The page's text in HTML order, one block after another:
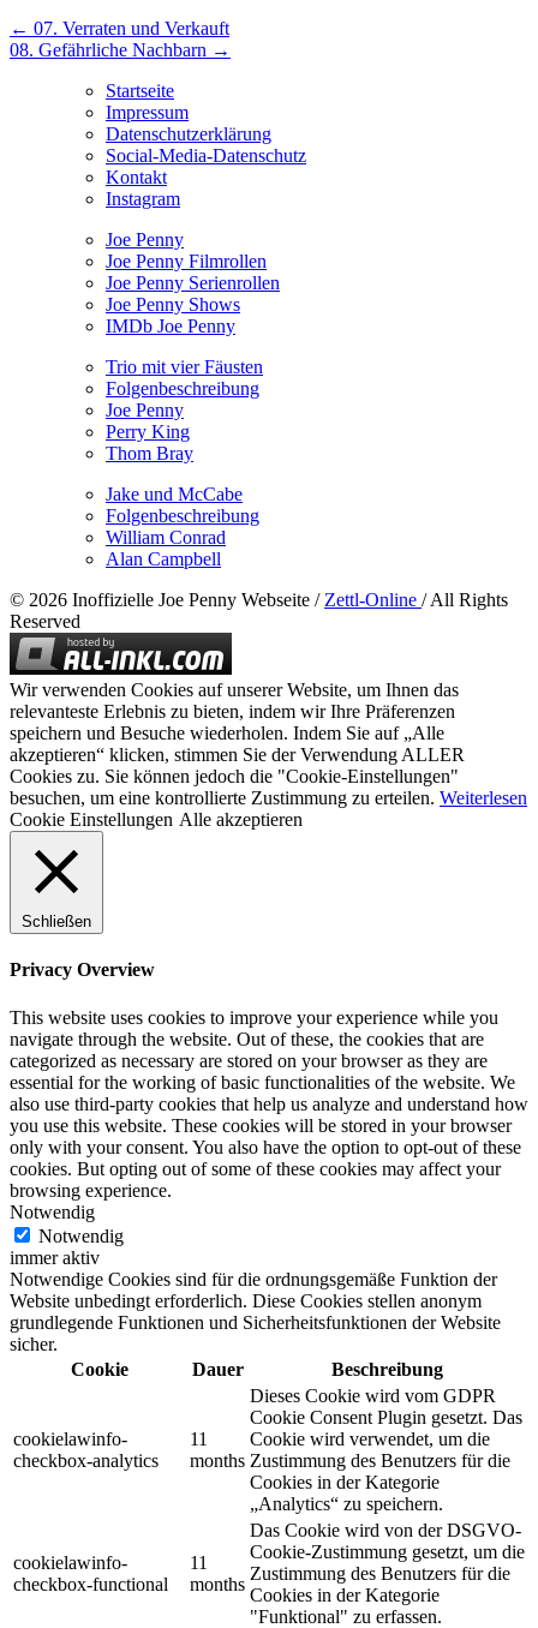
Beitragsnavigation
← 07. Verraten und Verkauft
08. Gefährliche Nachbarn →
Startseite
Impressum
Datenschutzerklärung
Social-Media-Datenschutz
Kontakt
Instagram
Joe Penny
Joe Penny Filmrollen
Joe Penny Serienrollen
Joe Penny Shows
IMDb Joe Penny
Trio mit vier Fäusten
Folgenbeschreibung
Joe Penny
Perry King
Thom Bray
Jake und McCabe
Folgenbeschreibung
William Conrad
Alan Campbell
© 2026 Inoffizielle Joe Penny Webseite / Zettl-Online / All Rights
Reserved
Wir verwenden Cookies auf unserer Website, um Ihnen das
relevanteste Erlebnis zu bieten, indem wir Ihre Präferenzen
speichern und Besuche wiederholen. Indem Sie auf „Alle
akzeptieren“ klicken, stimmen Sie der Verwendung ALLER
Cookies zu. Sie können jedoch die "Cookie-Einstellungen"
besuchen, um eine kontrollierte Zustimmung zu erteilen. Weiterlesen
Cookie Einstellungen Alle akzeptieren
Schließen
Privacy Overview
This website uses cookies to improve your experience while you
navigate through the website. Out of these, the cookies that are
categorized as necessary are stored on your browser as they are
essential for the working of basic functionalities of the website. We
also use third-party cookies that help us analyze and understand how
you use this website. These cookies will be stored in your browser
only with your consent. You also have the option to opt-out of these
cookies. But opting out of some of these cookies may affect your
browsing experience.
Notwendig
Notwendig
immer aktiv
Notwendige Cookies sind für die ordnungsgemäße Funktion der
Website unbedingt erforderlich. Diese Cookies stellen anonym
grundlegende Funktionen und Sicherheitsfunktionen der Website
sicher.
Cookie
Dauer Beschreibung
cookielawinfo-
checkbox-analytics
11
months
Dieses Cookie wird vom GDPR
Cookie Consent Plugin gesetzt. Das
Cookie wird verwendet, um die
Zustimmung des Benutzers für die
Cookies in der Kategorie
„Analytics“ zu speichern.
cookielawinfo-
checkbox-functional
11
months
Das Cookie wird von der DSGVO-
Cookie-Zustimmung gesetzt, um die
Zustimmung des Benutzers für die
Cookies in der Kategorie
"Funktional" zu erfassen.